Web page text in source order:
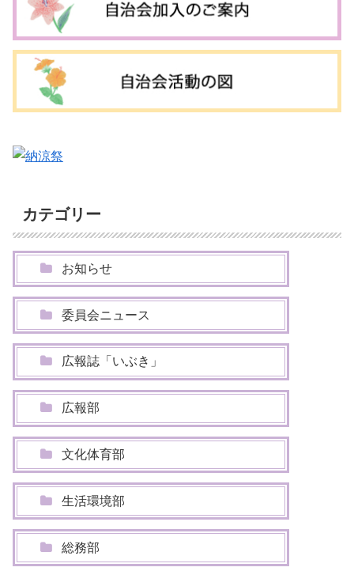
カテゴリー
お知らせ
委員会ニュース
広報誌「いぶき」
広報部
文化体育部
生活環境部
総務部